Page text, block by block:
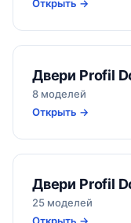
Открыть →
Двери Profil
8 моделей
Открыть →
Двери Profil
25 моделей